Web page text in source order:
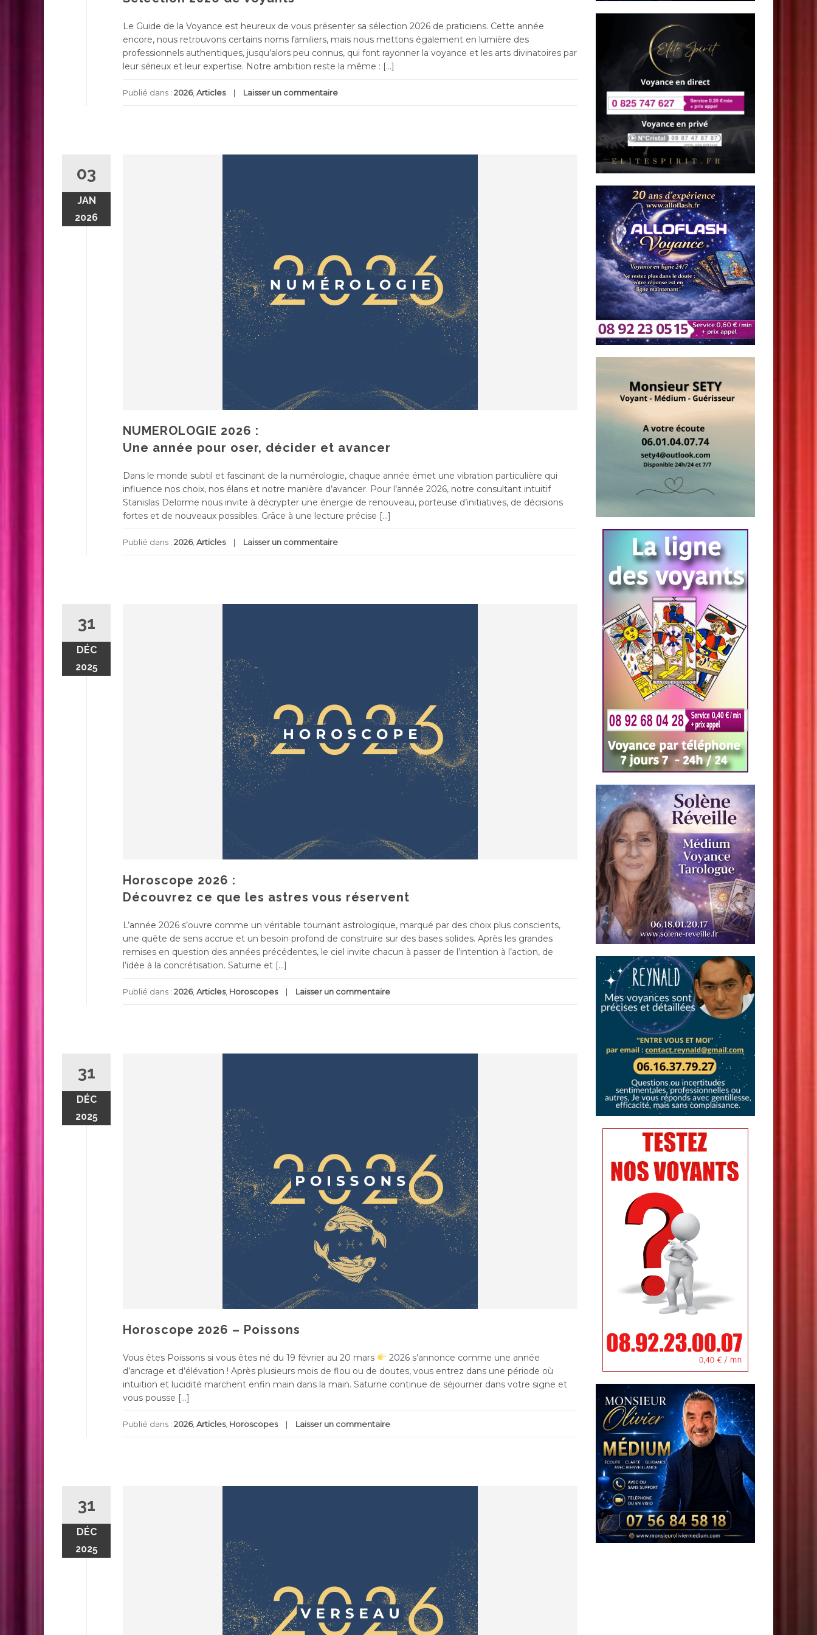
Le Guide de la Voyance est heureux de vous présenter sa sélection 2026 de praticiens. Cette année
encore, nous retrouvons certains noms familiers, mais nous mettons également en lumière des
professionnels authentiques, jusqu’alors peu connus, qui font rayonner la voyance et les arts divinatoires par
leur sérieux et leur expertise. Notre ambition reste la même : […]
Publié dans : 2026, Articles Laisser un commentaire
03
JAN
2026
NUMEROLOGIE 2026 :
Une année pour oser, décider et avancer
Dans le monde subtil et fascinant de la numérologie, chaque année émet une vibration particulière qui
influence nos choix, nos élans et notre manière d’avancer. Pour l’année 2026, notre consultant intuitif
Stanislas Delorme nous invite à décrypter une énergie de renouveau, porteuse d’initiatives, de décisions
fortes et de nouveaux possibles. Grâce à une lecture précise […]
Publié dans : 2026, Articles Laisser un commentaire
31
DÉC
2025
Horoscope 2026 :
Découvrez ce que les astres vous réservent
L’année 2026 s’ouvre comme un véritable tournant astrologique, marqué par des choix plus conscients,
une quête de sens accrue et un besoin profond de construire sur des bases solides. Après les grandes
remises en question des années précédentes, le ciel invite chacun à passer de l’intention à l’action, de
l’idée à la concrétisation. Saturne et […]
Publié dans : 2026, Articles, Horoscopes Laisser un commentaire
31
DÉC
2025
Horoscope 2026 – Poissons
Vous êtes Poissons si vous êtes né du 19 février au 20 mars
2026 s’annonce comme une année
d’ancrage et d’élévation ! Après plusieurs mois de flou ou de doutes, vous entrez dans une période où
intuition et lucidité marchent enfin main dans la main. Saturne continue de séjourner dans votre signe et
vous pousse […]
Publié dans : 2026, Articles, Horoscopes Laisser un commentaire
31
DÉC
2025